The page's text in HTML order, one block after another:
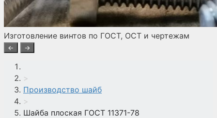
Изготовление винтов по ГОСТ, ОСТ и чертежам
← →
>
Производство шайб
>
Шайба плоская ГОСТ 11371-78